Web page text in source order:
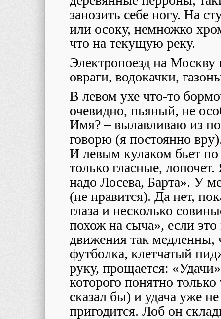
занозить себе ногу. На
или осоку, немножко
что на текущую реку.
Электропоезд на Москву
овраги, водокачки,
В левом ухе что-то
очевидно, пьяный, не
Имя? – вылавливаю из
говорю (я постоянно
И левым кулаком бьет по
только гласные,
надо Лосева, Барта». У
(не нравится). Да нет,
глаза и несколько
похож на сыча», если
движения так медленны,
футболка, клетчатый
руку, прощается:
которого понятно
сказал бы) и удача уже
пригодится. Лоб он